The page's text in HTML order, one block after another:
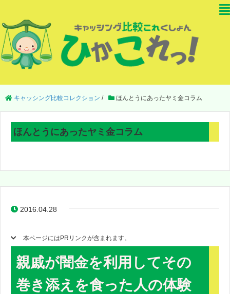
キャッシング比較コレクション / ほんとうにあったヤミ金コラム
ほんとうにあったヤミ金コラム
2016.04.28
本ページにはPRリンクが含まれます。
親戚が闇金を利用してその
巻き添えを食った人の体験